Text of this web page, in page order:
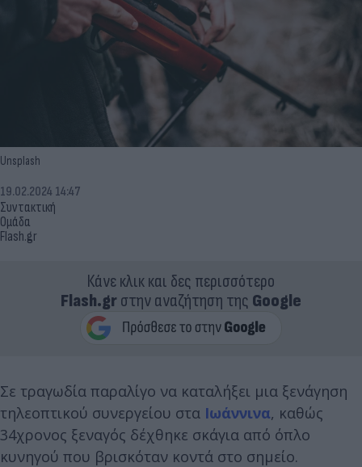
Unsplash
Συντακτική
Ομάδα
Flash.gr
19.02.2024 14:47
Κάνε κλικ και δες περισσότερο
Flash.grστην αναζήτηση της Google
Σε τραγωδία παραλίγο να καταλήξει μια ξενάγηση
τηλεοπτικού συνεργείου στα Ιωάννινα, καθώς
34χρονος ξεναγός δέχθηκε σκάγια από όπλο
κυνηγού που βρισκόταν κοντά στο σημείο.